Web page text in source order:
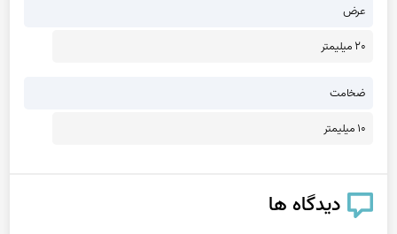
عرض
20 میلیمتر
ضخامت
10 میلیمتر
دیدگاه ها